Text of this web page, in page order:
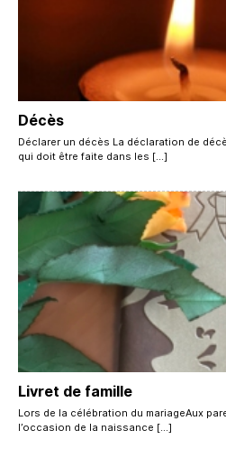
Décès
Déclarer un décès La déclaration de
qui doit être faite dans les […]
Livret de famille
Lors de la célébration du mariageAux
l’occasion de la naissance […]